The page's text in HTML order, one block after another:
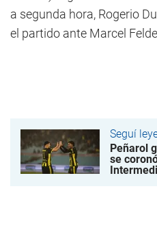
a segunda hora, Rogerio
el partido ante Marcel
Seguí
Peñarol
se